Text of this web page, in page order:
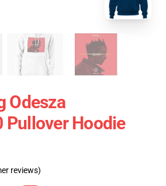
Odesza
Pullover Hoodie
reviews)